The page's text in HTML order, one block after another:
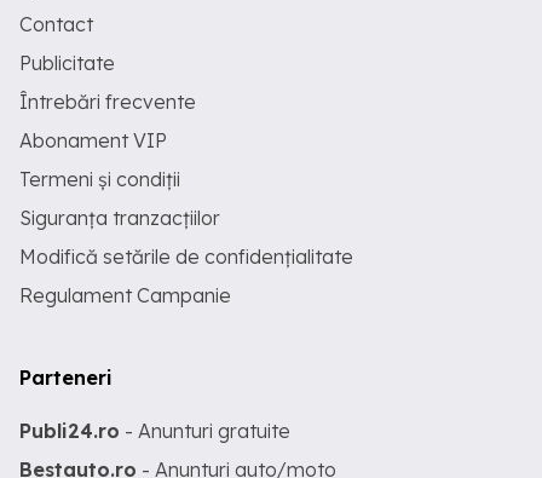
Contact
Publicitate
Întrebări frecvente
Abonament VIP
Termeni și condiții
Siguranța tranzacțiilor
Modifică setările de confidențialitate
Regulament Campanie
Parteneri
Publi24.ro - Anunturi gratuite
Bestauto.ro - Anunturi auto/moto